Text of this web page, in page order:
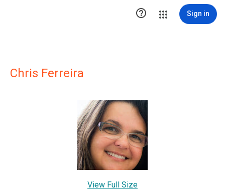
 Sign in
Chris Ferreira
View Full Size